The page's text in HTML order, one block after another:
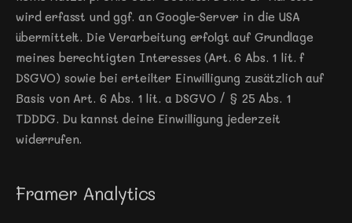
wird erfasst und ggf. an Google-Server in die USA
übermittelt. Die Verarbeitung erfolgt auf Grundlage
meines berechtigten Interesses (Art. 6 Abs. 1 lit. f
DSGVO) sowie bei erteilter Einwilligung zusätzlich auf
Basis von Art. 6 Abs. 1 lit. a DSGVO / § 25 Abs. 1
TDDDG. Du kannst deine Einwilligung jederzeit
widerrufen.
Framer Analytics